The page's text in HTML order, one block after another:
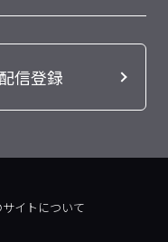
信登録
サイトについて